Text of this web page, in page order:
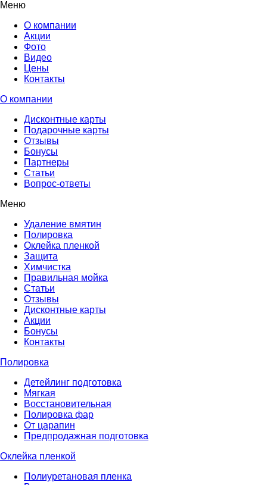
Меню
О компании
Акции
Фото
Видео
Цены
Контакты
О компании
Дисконтные карты
Подарочные карты
Отзывы
Бонусы
Партнеры
Статьи
Вопрос-ответы
Меню
Удаление вмятин
Полировка
Оклейка пленкой
Защита
Химчистка
Правильная мойка
Статьи
Отзывы
Дисконтные карты
Акции
Бонусы
Контакты
Полировка
Детейлинг подготовка
Мягкая
Восстановительная
Полировка фар
От царапин
Предпродажная подготовка
Оклейка пленкой
Полиуретановая пленка